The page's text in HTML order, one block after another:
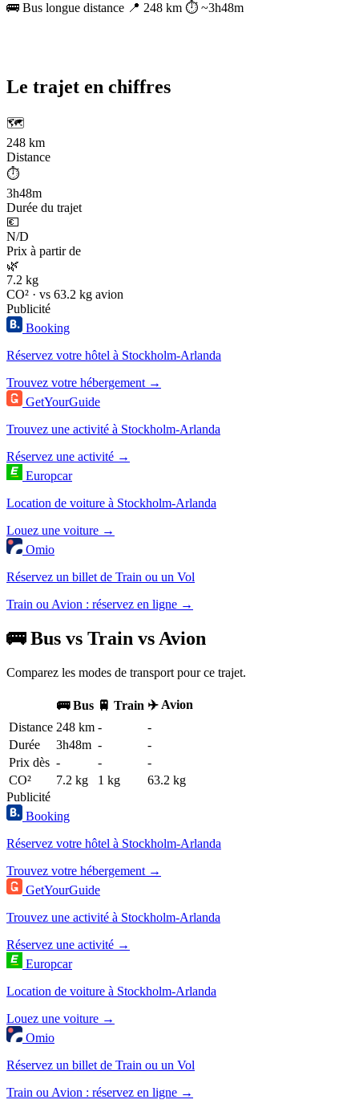
🚌 Bus longue distance 📍 248 km ⏱️ ~3h48m
Le trajet en chiffres
🗺️
248 km
Distance
⏱️
3h48m
Durée du trajet
💶
N/D
Prix à partir de
🌿
7.2 kg
CO² · vs 63.2 kg avion
Publicité
Booking
Réservez votre hôtel à Stockholm-Arlanda
Trouvez votre hébergement →
GetYourGuide
Trouvez une activité à Stockholm-Arlanda
Réservez une activité →
Europcar
Location de voiture à Stockholm-Arlanda
Louez une voiture →
Omio
Réservez un billet de Train ou un Vol
Train ou Avion : réservez en ligne →
🚌 Bus vs Train vs Avion
Comparez les modes de transport pour ce trajet.
🚌 Bus 🚆 Train ✈️ Avion
Distance 248 km -
-
Durée
3h48m -
-
Prix dès - -
-
CO²
7.2 kg 1 kg
63.2 kg
Publicité
Booking
Réservez votre hôtel à Stockholm-Arlanda
Trouvez votre hébergement →
GetYourGuide
Trouvez une activité à Stockholm-Arlanda
Réservez une activité →
Europcar
Location de voiture à Stockholm-Arlanda
Louez une voiture →
Omio
Réservez un billet de Train ou un Vol
Train ou Avion : réservez en ligne →